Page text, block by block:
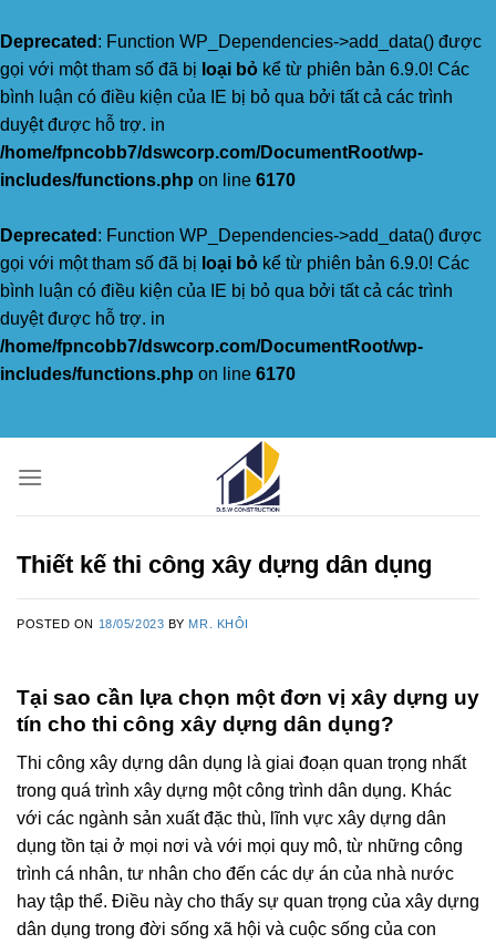
Deprecated : Function WP_Dependencies->add_data() được
gọi với một tham số đã bị loại bỏ kể từ phiên bản 6.9.0! Các
bình luận có điều kiện của IE bị bỏ qua bởi tất cả các trình
duyệt được hỗ trợ. in
/home/fpncobb7/dswcorp.com/DocumentRoot/wp-
includes/functions.php on line 6170
Deprecated : Function WP_Dependencies->add_data() được
gọi với một tham số đã bị loại bỏ kể từ phiên bản 6.9.0! Các
bình luận có điều kiện của IE bị bỏ qua bởi tất cả các trình
duyệt được hỗ trợ. in
/home/fpncobb7/dswcorp.com/DocumentRoot/wp-
includes/functions.php on line 6170
Thiết kế thi công xây dựng dân dụng
POSTED ON 18/05/2023 BY MR. KHÔI
Tại sao cần lựa chọn một đơn vị xây dựng uy
tín cho thi công xây dựng dân dụng?
Thi công xây dựng dân dụng là giai đoạn quan trọng nhất
trong quá trình xây dựng một công trình dân dụng. Khác
với các ngành sản xuất đặc thù, lĩnh vực xây dựng dân
dụng tồn tại ở mọi nơi và với mọi quy mô, từ những công
trình cá nhân, tư nhân cho đến các dự án của nhà nước
hay tập thể. Điều này cho thấy sự quan trọng của xây dựng
dân dụng trong đời sống xã hội và cuộc sống của con